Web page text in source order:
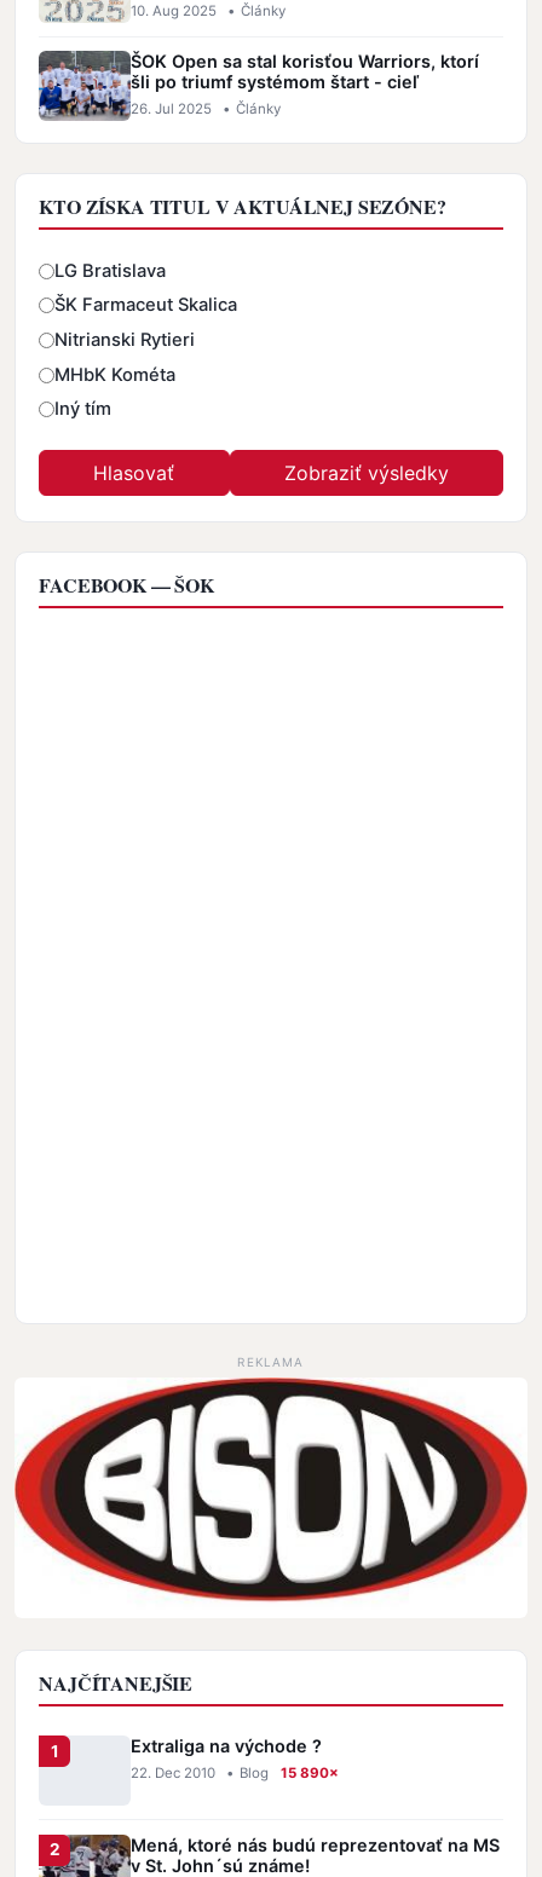
10. Aug 2025 • Články
ŠOK Open sa stal korisťou Warriors, ktorí
šli po triumf systémom štart - cieľ
26. Jul 2025 • Články
KTO ZÍSKA TITUL V AKTUÁLNEJ SEZÓNE?
Odpovede
LG Bratislava
ŠK Farmaceut Skalica
Nitrianski Rytieri
MHbK Kométa
Iný tím
FACEBOOK — ŠOK
REKLAMA
NAJČÍTANEJŠIE
Extraliga na východe ?
22. Dec 2010 • Blog 15 890×
Mená, ktoré nás budú reprezentovať na MS
v St. John´sú známe!